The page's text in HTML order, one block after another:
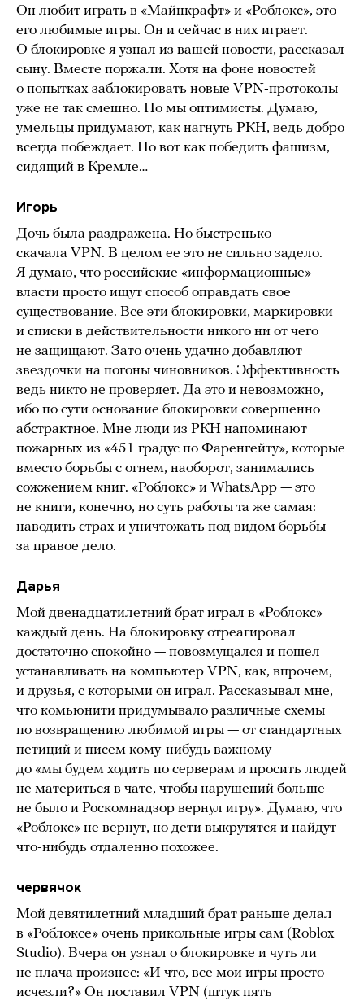
Он любит играть в «Майнкрафт» и «Роблокс», это
его любимые игры. Он и сейчас в них играет.
О блокировке я узнал из вашей новости, рассказал
сыну. Вместе поржали. Хотя на фоне новостей
о попытках заблокировать новые VPN-протоколы
уже не так смешно. Но мы оптимисты. Думаю,
умельцы придумают, как нагнуть РКН, ведь добро
всегда побеждает. Но вот как победить фашизм,
сидящий в Кремле…
Игорь
Дочь была раздражена. Но быстренько
скачала VPN. В целом ее это не сильно задело.
Я думаю, что российские «информационные»
власти просто ищут способ оправдать свое
существование. Все эти блокировки, маркировки
и списки в действительности никого ни от чего
не защищают. Зато очень удачно добавляют
звездочки на погоны чиновников. Эффективность
ведь никто не проверяет. Да это и невозможно,
ибо по сути основание блокировки совершенно
абстрактное. Мне люди из РКН напоминают
пожарных из «451 градус по Фаренгейту», которые
вместо борьбы с огнем, наоборот, занимались
сожжением книг. «Роблокс» и WhatsApp — это
не книги, конечно, но суть работы та же самая:
наводить страх и уничтожать под видом борьбы
за правое дело.
Дарья
Мой двенадцатилетний брат играл в «Роблокс»
каждый день. На блокировку отреагировал
достаточно спокойно — повозмущался и пошел
устанавливать на компьютер VPN, как, впрочем,
и друзья, с которыми он играл. Рассказывал мне,
что комьюнити придумывало различные схемы
по возвращению любимой игры — от стандартных
петиций и писем кому-нибудь важному
до «мы будем ходить по серверам и просить людей
не материться в чате, чтобы нарушений больше
не было и Роскомнадзор вернул игру». Думаю, что
«Роблокс» не вернут, но дети выкрутятся и найдут
что-нибудь отдаленно похожее.
червячок
Мой девятилетний младший брат раньше делал
в «Роблоксе» очень прикольные игры сам (Roblox
Studio). Вчера он узнал о блокировке и чуть ли
не плача произнес: «И что, все мои игры просто
исчезли?» Он поставил VPN (штук пять